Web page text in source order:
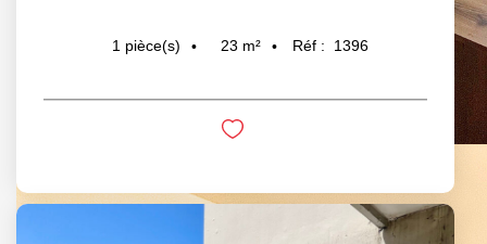
1 pièce(s) 23 m² Réf : 1396